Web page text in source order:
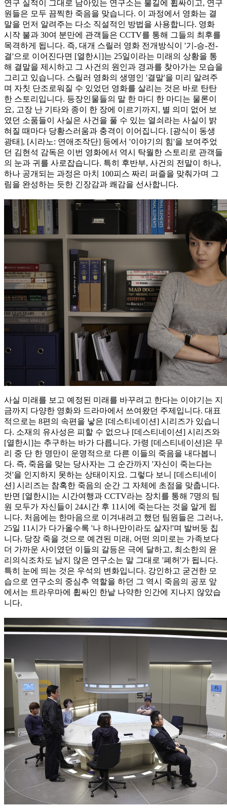
연구 실적이 그대로 남아있는 연구소는 불길에 휩싸이고, 연구
원들은 모두 끔찍한 죽음을 맞습니다. 이 과정에서 영화는 결
말을 먼저 알려주는 다소 직설적인 방법을 사용합니다. 영화
시작 불과 30여 분만에 관객들은 CCTV를 통해 그들의 최후를
목격하게 됩니다. 즉, 대개 스릴러 영화 전개방식이 '기-승-전-
결'으로 이어진다면 [열한시]는 25일이라는 미래의 상황을 통
해 결말을 제시하고 그 사건의 원인과 경과를 찾아가는 모습을
그리고 있습니다. 스릴러 영화의 생명인 '결말'을 미리 알려주
며 자칫 단조로워질 수 있었던 영화를 살리는 것은 바로 탄탄
한 스토리입니다. 등장인물들의 말 한 마디 한 마디는 물론이
요, 고장 난 기타와 종이 한 장에 이르기까지, 별 의미 없어 보
였던 소품들이 사실은 사건을 풀 수 있는 열쇠라는 사실이 밝
혀질 때마다 당황스러움과 충격이 이어집니다. [광식이 동생
광태], [시라노: 연애조작단] 등에서 '이야기의 힘'을 보여주었
던 김현석 감독은 이번 영화에서 역시 탁월한 스토리로 관객들
의 눈과 귀를 사로잡습니다. 특히 후반부, 사건의 전말이 하나,
하나 공개되는 과정은 마치 100피스 짜리 퍼즐을 맞춰가며 그
림을 완성하는 듯한 긴장감과 쾌감을 선사합니다.
사실 미래를 보고 예정된 미래를 바꾸려고 한다는 이야기는 지
금까지 다양한 영화와 드라마에서 쓰여왔던 주제입니다. 대표
적으로는 8편의 속편을 낳은 [데스티네이션] 시리즈가 있습니
다. 소재의 유사성은 피할 수 없으나 [데스티네이션] 시리즈와
[열한시]는 추구하는 바가 다릅니다. 가령 [데스티네이션]은 무
리 중 단 한 명만이 운명적으로 다른 이들의 죽음을 내다봅니
다. 즉, 죽음을 맞는 당사자는 그 순간까지 '자신이 죽는다는
것'을 인지하지 못하는 상태이지요. 그렇다 보니 [데스티네이
션] 시리즈는 참혹한 죽음의 순간 그 자체에 초점을 맞춥니다.
반면 [열한시]는 시간여행과 CCTV라는 장치를 통해 7명의 팀
원 모두가 자신들이 24시간 후 11시에 죽는다는 것을 알게 됩
니다. 처음에는 한마음으로 이겨내려고 했던 팀원들은 그러나,
25일 11시가 다가올수록 '나 하나만이라도 살자!'며 발버둥 칩
니다. 당장 죽을 것으로 예견된 미래, 어떤 의미로는 가족보다
더 가까운 사이였던 이들의 갈등은 극에 달하고, 최소한의 윤
리의식조차도 남지 않은 연구소는 말 그대로 '폐허'가 됩니다.
특히 눈에 띄는 것은 우석의 변화입니다. 강인하고 굳건한 모
습으로 연구소의 중심추 역할을 하던 그 역시 죽음의 공포 앞
에서는 트라우마에 휩싸인 한낱 나약한 인간에 지나지 않았습
니다.